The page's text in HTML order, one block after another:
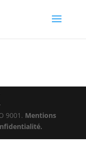
9001. Mentions